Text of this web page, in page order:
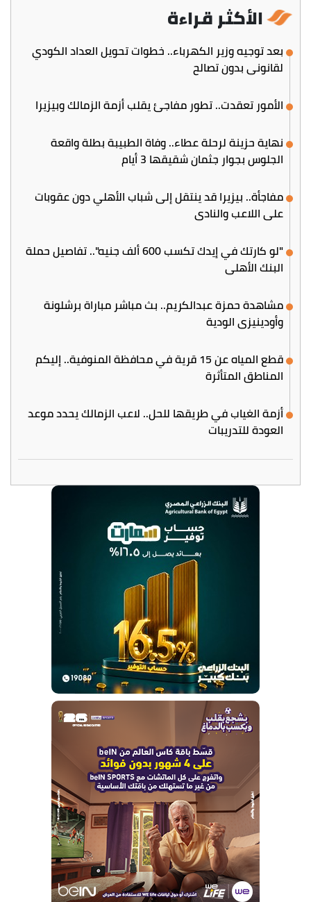
الأكثر قراءة
بعد توجيه وزير الكهرباء.. خطوات تحويل العداد الكودي
لقانوني بدون تصالح
الأمور تعقدت.. تطور مفاجئ يقلب أزمة الزمالك وبيزيرا
نهاية حزينة لرحلة عطاء.. وفاة الطبيبة بطلة واقعة
الجلوس بجوار جثمان شقيقها 3 أيام
مفاجأة.. بيزيرا قد ينتقل إلى شباب الأهلي دون عقوبات
على اللاعب والنادي
"لو كارتك في إيدك تكسب 600 ألف جنيه".. تفاصيل حملة
البنك الأهلي
مشاهدة حمزة عبدالكريم.. بث مباشر مباراة برشلونة
وأودينيزي الودية
قطع المياه عن 15 قرية في محافظة المنوفية.. إليكم
المناطق المتأثرة
أزمة الغياب في طريقها للحل.. لاعب الزمالك يحدد موعد
العودة للتدريبات